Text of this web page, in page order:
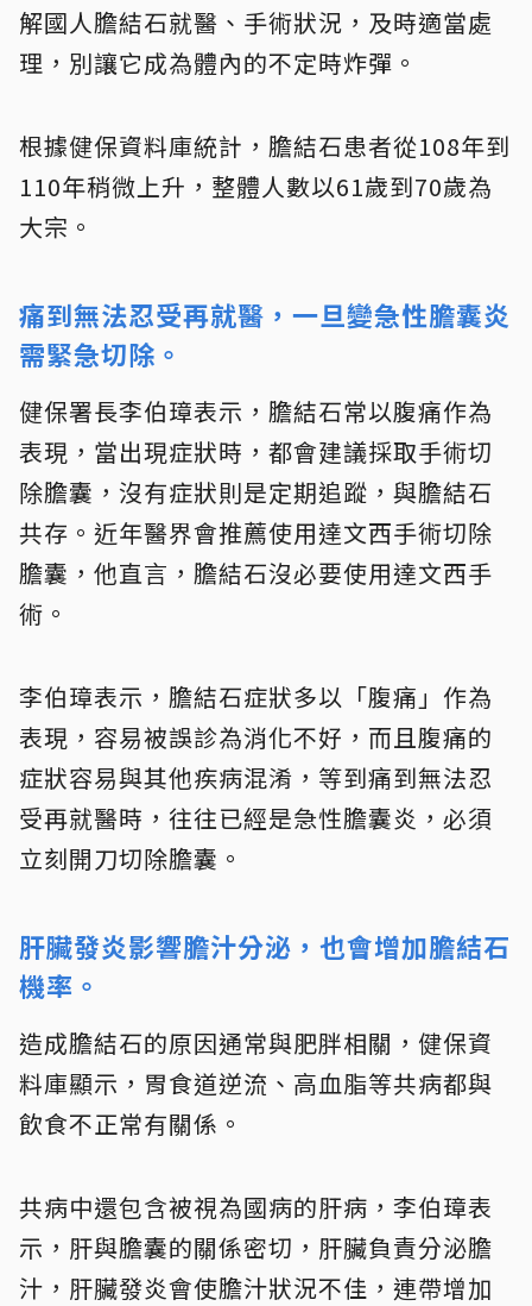
解國人膽結石就醫、手術狀況，及時適當處
理，別讓它成為體內的不定時炸彈。
根據健保資料庫統計，膽結石患者從108年到
110年稍微上升，整體人數以61歲到70歲為
大宗。
痛到無法忍受再就醫，一旦變急性膽囊炎
需緊急切除。
健保署長李伯璋表示，膽結石常以腹痛作為
表現，當出現症狀時，都會建議採取手術切
除膽囊，沒有症狀則是定期追蹤，與膽結石
共存。近年醫界會推薦使用達文西手術切除
膽囊，他直言，膽結石沒必要使用達文西手
術。
李伯璋表示，膽結石症狀多以「腹痛」作為
表現，容易被誤診為消化不好，而且腹痛的
症狀容易與其他疾病混淆，等到痛到無法忍
受再就醫時，往往已經是急性膽囊炎，必須
立刻開刀切除膽囊。
肝臟發炎影響膽汁分泌，也會增加膽結石
機率。
造成膽結石的原因通常與肥胖相關，健保資
料庫顯示，胃食道逆流、高血脂等共病都與
飲食不正常有關係。
共病中還包含被視為國病的肝病，李伯璋表
示，肝與膽囊的關係密切，肝臟負責分泌膽
汁，肝臟發炎會使膽汁狀況不佳，連帶增加